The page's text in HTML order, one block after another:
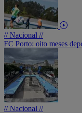
// Nacional //
FC Porto: oito meses
// Nacional //